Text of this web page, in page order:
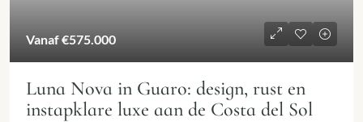
Vanaf€575.000
Luna Nova in Guaro: design, rust en
instapklare luxe aan de Costa del Sol